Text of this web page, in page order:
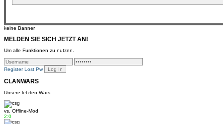
keine Banner
MELDEN SIE SICH JETZT AN!
Um alle Funktionen zu nutzen.
Register Lost Pw
CLANWARS
Unsere letzten Wars
vs. Offline-Mod
2:0